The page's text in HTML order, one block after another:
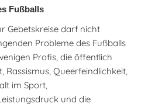
Fußballs
Gebetskreise darf nicht
Probleme des Fußballs
Profis, die öffentlich
Rassismus, Queerfeindlichkeit,
im Sport,
und die